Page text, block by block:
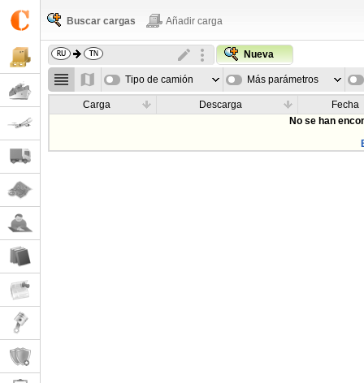
Buscar cargas Añadir carga
Nueva
Tipo de camión Más parámetros
Carga Descarga
Fecha
No se han